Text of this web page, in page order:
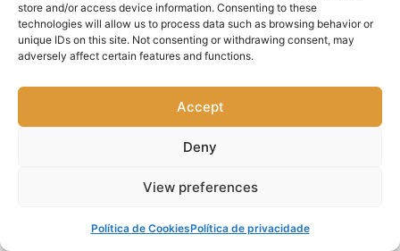
store and/or access device information. Consenting to these
technologies will allow us to process data such as browsing behavior or
unique IDs on this site. Not consenting or withdrawing consent, may
adversely affect certain features and functions.
Accept
Deny
View preferences
Política de CookiesPolítica de privacidade
Aproveitamento de Canto de Armário de Cozinha: do
Canto Cego ao Canto Mágico
26 de setembro de 2025
História do Design de Cozinhas no Brasil – Evolução e